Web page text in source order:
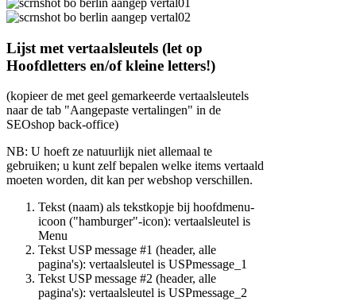
Lijst met vertaalsleutels (let op
Hoofdletters en/of kleine letters!)
(kopieer de met geel gemarkeerde vertaalsleutels
naar de tab "Aangepaste vertalingen" in de
SEOshop back-office)
NB: U hoeft ze natuurlijk niet allemaal te
gebruiken; u kunt zelf bepalen welke items vertaald
moeten worden, dit kan per webshop verschillen.
Tekst (naam) als tekstkopje bij hoofdmenu-
icoon ("hamburger"-icon): vertaalsleutel is
Menu
Tekst USP message #1 (header, alle
pagina's): vertaalsleutel is USPmessage_1
Tekst USP message #2 (header, alle
pagina's): vertaalsleutel is USPmessage_2